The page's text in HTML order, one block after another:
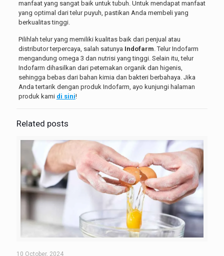
manfaat yang sangat baik untuk tubuh. Untuk mendapat manfaat
yang optimal dari telur puyuh, pastikan Anda membeli yang
berkualitas tinggi.
Pilihlah telur yang memiliki kualitas baik dari penjual atau
distributor terpercaya, salah satunya Indofarm. Telur Indofarm
mengandung omega 3 dan nutrisi yang tinggi. Selain itu, telur
Indofarm dihasilkan dari peternakan organik dan higenis,
sehingga bebas dari bahan kimia dan bakteri berbahaya. Jika
Anda tertarik dengan produk Indofarm, ayo kunjungi halaman
produk kami di sini!
Related posts
10 October, 2024